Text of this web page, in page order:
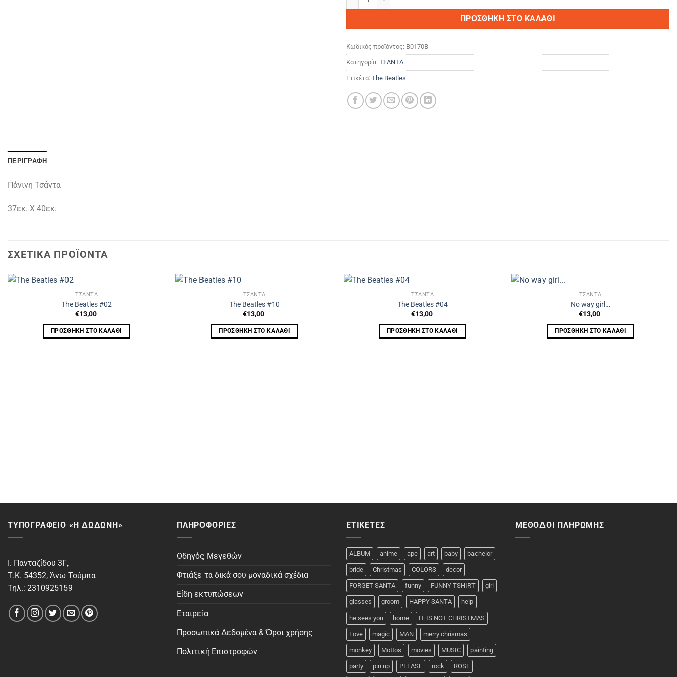
ΠΡΟΣΘΉΚΗ ΣΤΟ ΚΑΛΆΘΙ
Κωδικός προϊόντος: B0170B
Κατηγορία: ΤΣΑΝΤΑ
Ετικέτα: The Beatles
ΠΕΡΙΓΡΑΦΉ
Πάνινη Τσάντα
37εκ. Χ 40εκ.
ΣΧΕΤΙΚΆ ΠΡΟΪΌΝΤΑ
ΤΣΑΝΤΑ
The Beatles #02
€13,00
ΠΡΟΣΘΉΚΗ ΣΤΟ ΚΑΛΆΘΙ
ΤΣΑΝΤΑ
The Beatles #10
€13,00
ΠΡΟΣΘΉΚΗ ΣΤΟ ΚΑΛΆΘΙ
ΤΣΑΝΤΑ
The Beatles #04
€13,00
ΠΡΟΣΘΉΚΗ ΣΤΟ ΚΑΛΆΘΙ
ΤΣΑΝΤΑ
No way girl…
€13,00
ΠΡΟΣΘΉΚΗ ΣΤΟ ΚΑΛΆΘΙ
ΤΥΠΟΓΡΑΦΕΙΟ «Η ΔΩΔΩΝΗ»
Ι. Πανταζίδου 3Γ,
Τ.Κ. 54352, Άνω Τούμπα
Τηλ.: 2310925159
ΠΛΗΡΟΦΟΡΊΕΣ
Οδηγός Μεγεθών
Φτιάξε τα δικά σου μοναδικά σχέδια
Είδη εκτυπώσεων
Εταιρεία
Προσωπικά Δεδομένα & Όροι χρήσης
Πολιτική Επιστροφών
ΕΤΙΚΈΤΕΣ
ALBUM anime ape art baby bachelor
bride Christmas COLORS decor
FORGET SANTA funny FUNNY TSHIRT girl
glasses groom HAPPY SANTA help
he sees you home IT IS NOT CHRISTMAS
Love magic MAN merry chrismas
monkey Mottos movies MUSIC painting
party pin up PLEASE rock ROSE
ΜΈΘΟΔΟΙ ΠΛΗΡΩΜΉΣ